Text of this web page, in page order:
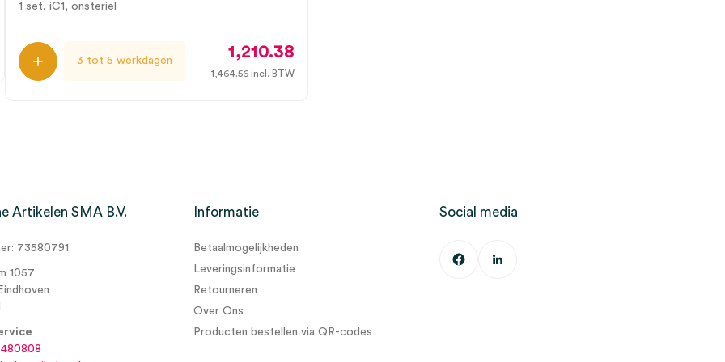
1 set, iC1, onsteriel
3 tot 5 werkdagen 1,210.38
1,464.56incl. BTW
Artikelen SMA B.V.
73580791
1057
Informatie
Betaalmogelijkheden
Leveringsinformatie
Retourneren
Over Ons
Producten bestellen via QR-codes
Social media